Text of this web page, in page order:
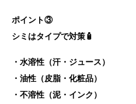
ポイント③
シミはタイプで対策🧴
・水溶性（汗・ジュース）
・油性（皮脂・化粧品）
・不溶性（泥・インク）